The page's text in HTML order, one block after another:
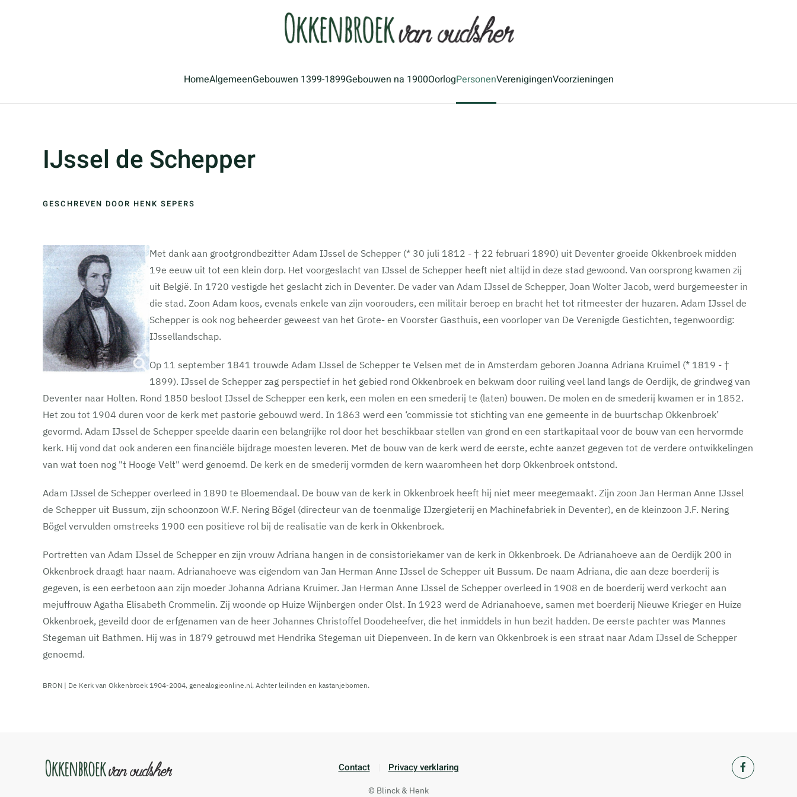
HomeAlgemeenGebouwen 1399-1899Gebouwen na 1900OorlogPersonenVerenigingenVoorzieningen
IJssel de Schepper
GESCHREVEN DOOR HENK SEPERS
Met dank aan grootgrondbezitter Adam IJssel de Schepper (* 30 juli 1812 - † 22 februari 1890) uit Deventer groeide Okkenbroek midden
19e eeuw uit tot een klein dorp. Het voorgeslacht van IJssel de Schepper heeft niet altijd in deze stad gewoond. Van oorsprong kwamen zij
uit België. In 1720 vestigde het geslacht zich in Deventer. De vader van Adam IJssel de Schepper, Joan Wolter Jacob, werd burgemeester in
die stad. Zoon Adam koos, evenals enkele van zijn voorouders, een militair beroep en bracht het tot ritmeester der huzaren. Adam IJssel de
Schepper is ook nog beheerder geweest van het Grote- en Voorster Gasthuis, een voorloper van De Verenigde Gestichten, tegenwoordig:
IJssellandschap.
Op 11 september 1841 trouwde Adam IJssel de Schepper te Velsen met de in Amsterdam geboren Joanna Adriana Kruimel (* 1819 - †
1899). IJssel de Schepper zag perspectief in het gebied rond Okkenbroek en bekwam door ruiling veel land langs de Oerdijk, de grindweg van
Deventer naar Holten. Rond 1850 besloot IJssel de Schepper een kerk, een molen en een smederij te (laten) bouwen. De molen en de smederij kwamen er in 1852.
Het zou tot 1904 duren voor de kerk met pastorie gebouwd werd. In 1863 werd een ‘commissie tot stichting van ene gemeente in de buurtschap Okkenbroek’
gevormd. Adam IJssel de Schepper speelde daarin een belangrijke rol door het beschikbaar stellen van grond en een startkapitaal voor de bouw van een hervormde
kerk. Hij vond dat ook anderen een financiële bijdrage moesten leveren. Met de bouw van de kerk werd de eerste, echte aanzet gegeven tot de verdere ontwikkelingen
van wat toen nog "t Hooge Velt" werd genoemd. De kerk en de smederij vormden de kern waaromheen het dorp Okkenbroek ontstond.
Adam IJssel de Schepper overleed in 1890 te Bloemendaal. De bouw van de kerk in Okkenbroek heeft hij niet meer meegemaakt. Zijn zoon Jan Herman Anne IJssel
de Schepper uit Bussum, zijn schoonzoon W.F. Nering Bögel (directeur van de toenmalige IJzergieterij en Machinefabriek in Deventer), en de kleinzoon J.F. Nering
Bögel vervulden omstreeks 1900 een positieve rol bij de realisatie van de kerk in Okkenbroek.
Portretten van Adam IJssel de Schepper en zijn vrouw Adriana hangen in de consistoriekamer van de kerk in Okkenbroek. De Adrianahoeve aan de Oerdijk 200 in
Okkenbroek draagt haar naam. Adrianahoeve was eigendom van Jan Herman Anne IJssel de Schepper uit Bussum. De naam Adriana, die aan deze boerderij is
gegeven, is een eerbetoon aan zijn moeder Johanna Adriana Kruimer. Jan Herman Anne IJssel de Schepper overleed in 1908 en de boerderij werd verkocht aan
mejuffrouw Agatha Elisabeth Crommelin. Zij woonde op Huize Wijnbergen onder Olst. In 1923 werd de Adrianahoeve, samen met boerderij Nieuwe Krieger en Huize
Okkenbroek, geveild door de erfgenamen van de heer Johannes Christoffel Doodeheefver, die het inmiddels in hun bezit hadden. De eerste pachter was Mannes
Stegeman uit Bathmen. Hij was in 1879 getrouwd met Hendrika Stegeman uit Diepenveen. In de kern van Okkenbroek is een straat naar Adam IJssel de Schepper
genoemd.
BRON | De Kerk van Okkenbroek 1904-2004, genealogieonline.nl, Achter leilinden en kastanjebomen.
Contact Privacy verklaring
© Blinck & Henk